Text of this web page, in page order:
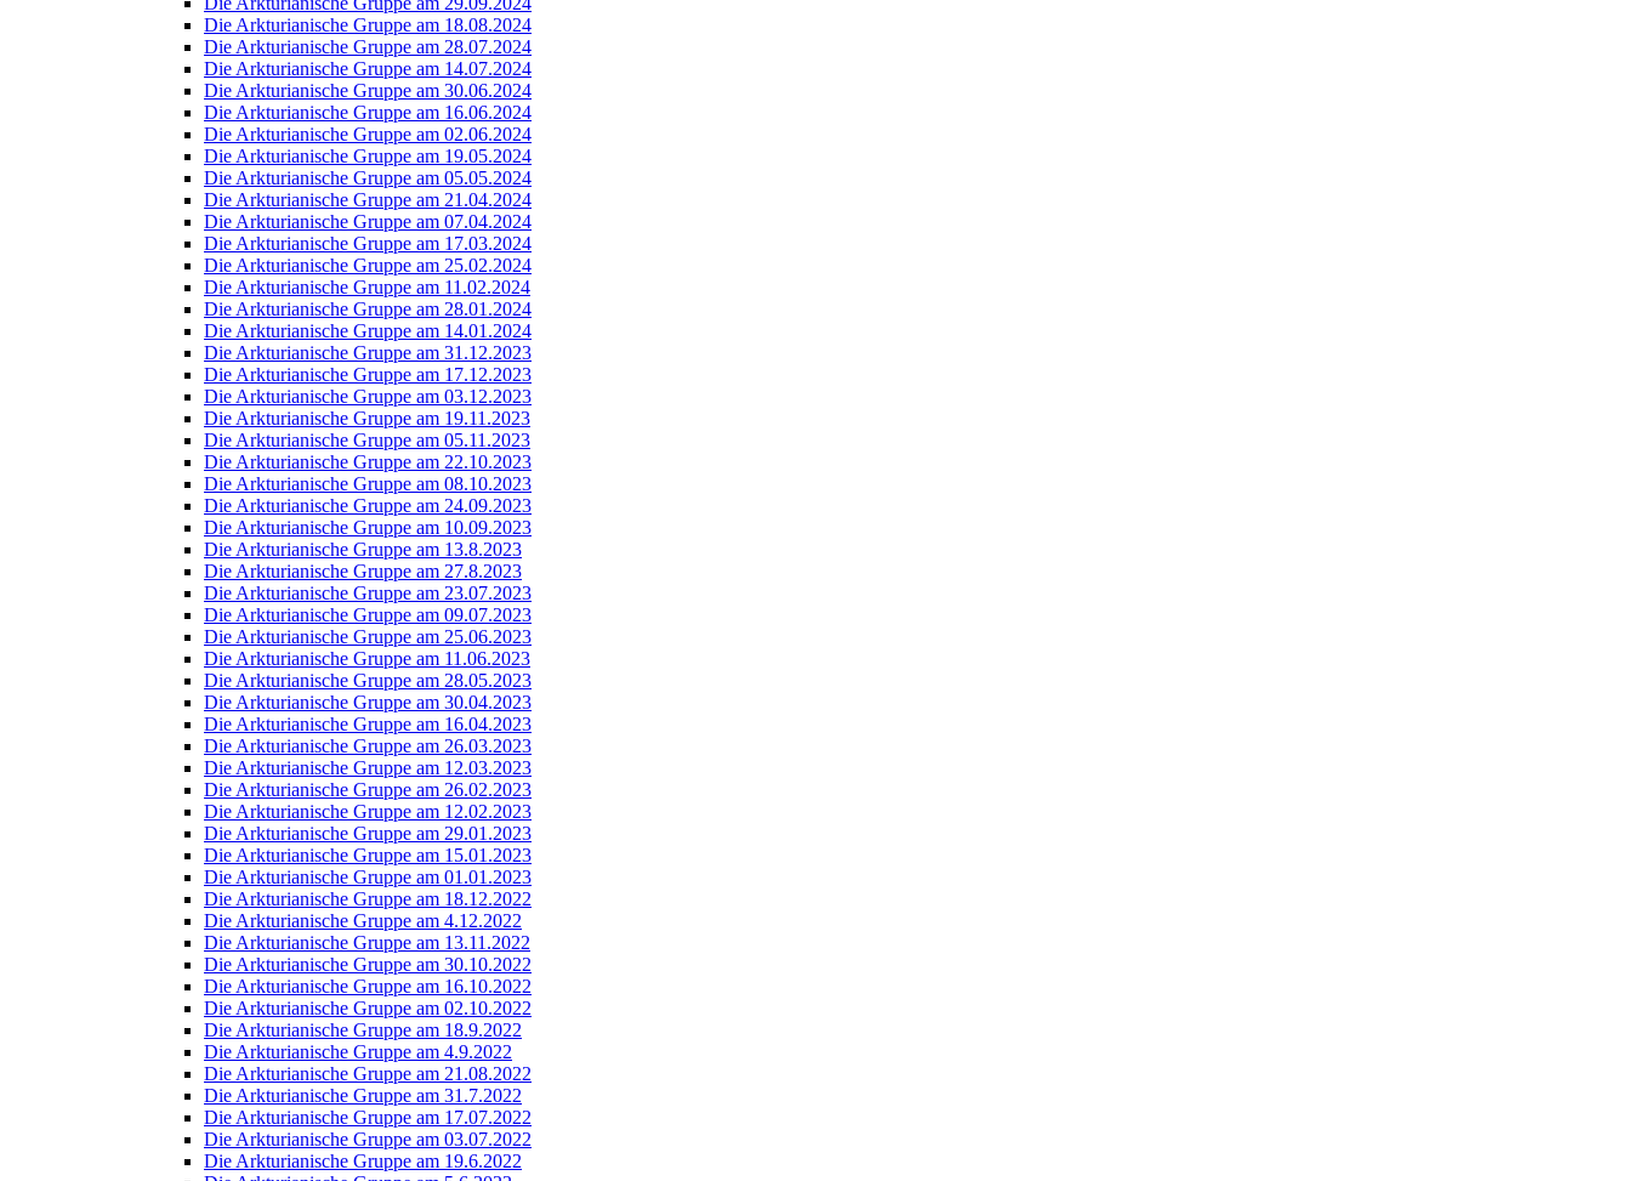
Die Arkturianische Gruppe am 18.08.2024
Die Arkturianische Gruppe am 28.07.2024
Die Arkturianische Gruppe am 14.07.2024
Die Arkturianische Gruppe am 30.06.2024
Die Arkturianische Gruppe am 16.06.2024
Die Arkturianische Gruppe am 02.06.2024
Die Arkturianische Gruppe am 19.05.2024
Die Arkturianische Gruppe am 05.05.2024
Die Arkturianische Gruppe am 21.04.2024
Die Arkturianische Gruppe am 07.04.2024
Die Arkturianische Gruppe am 17.03.2024
Die Arkturianische Gruppe am 25.02.2024
Die Arkturianische Gruppe am 11.02.2024
Die Arkturianische Gruppe am 28.01.2024
Die Arkturianische Gruppe am 14.01.2024
Die Arkturianische Gruppe am 31.12.2023
Die Arkturianische Gruppe am 17.12.2023
Die Arkturianische Gruppe am 03.12.2023
Die Arkturianische Gruppe am 19.11.2023
Die Arkturianische Gruppe am 05.11.2023
Die Arkturianische Gruppe am 22.10.2023
Die Arkturianische Gruppe am 08.10.2023
Die Arkturianische Gruppe am 24.09.2023
Die Arkturianische Gruppe am 10.09.2023
Die Arkturianische Gruppe am 13.8.2023
Die Arkturianische Gruppe am 27.8.2023
Die Arkturianische Gruppe am 23.07.2023
Die Arkturianische Gruppe am 09.07.2023
Die Arkturianische Gruppe am 25.06.2023
Die Arkturianische Gruppe am 11.06.2023
Die Arkturianische Gruppe am 28.05.2023
Die Arkturianische Gruppe am 30.04.2023
Die Arkturianische Gruppe am 16.04.2023
Die Arkturianische Gruppe am 26.03.2023
Die Arkturianische Gruppe am 12.03.2023
Die Arkturianische Gruppe am 26.02.2023
Die Arkturianische Gruppe am 12.02.2023
Die Arkturianische Gruppe am 29.01.2023
Die Arkturianische Gruppe am 15.01.2023
Die Arkturianische Gruppe am 01.01.2023
Die Arkturianische Gruppe am 18.12.2022
Die Arkturianische Gruppe am 4.12.2022
Die Arkturianische Gruppe am 13.11.2022
Die Arkturianische Gruppe am 30.10.2022
Die Arkturianische Gruppe am 16.10.2022
Die Arkturianische Gruppe am 02.10.2022
Die Arkturianische Gruppe am 18.9.2022
Die Arkturianische Gruppe am 4.9.2022
Die Arkturianische Gruppe am 21.08.2022
Die Arkturianische Gruppe am 31.7.2022
Die Arkturianische Gruppe am 17.07.2022
Die Arkturianische Gruppe am 03.07.2022
Die Arkturianische Gruppe am 19.6.2022